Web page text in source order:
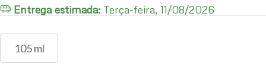
Entrega estimada: Terça-feira, 11/08/2026
105 ml